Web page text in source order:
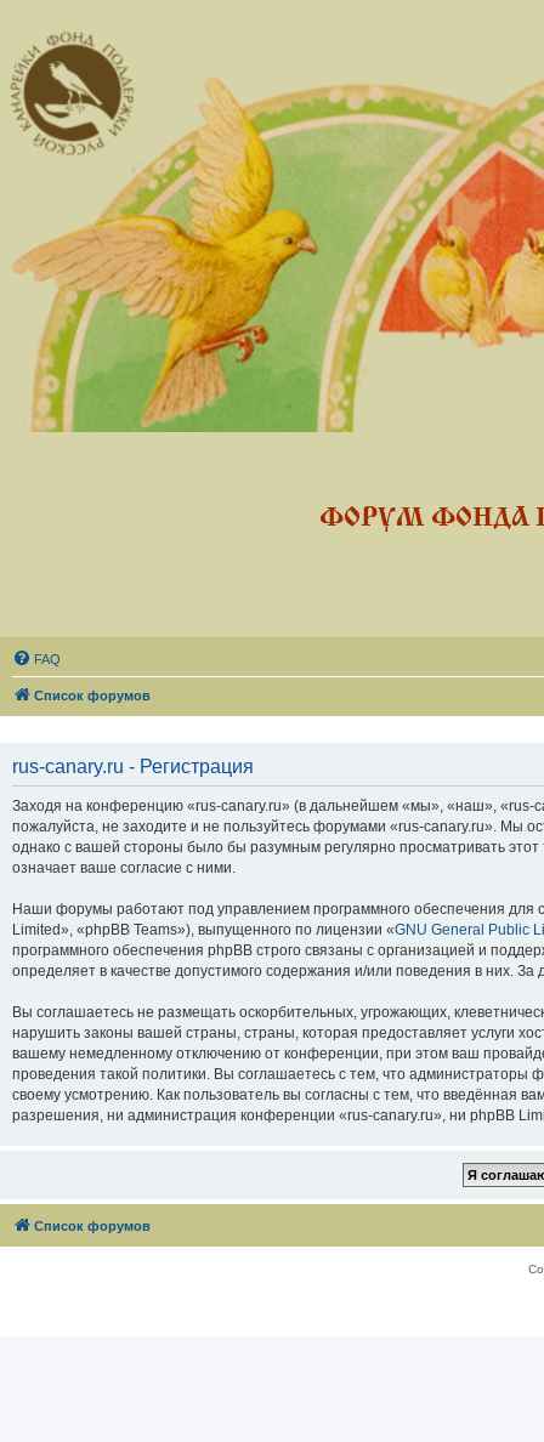
ФОРУМ ФОНДА
FAQ
Список форумов
rus-canary.ru - Регистрация
Заходя на конференцию «rus-canary.ru» (в дальнейшем «мы», «наш», «rus-
пожалуйста, не заходите и не пользуйтесь форумами «rus-canary.ru». Мы
однако с вашей стороны было бы разумным регулярно просматривать
означает ваше согласие с ними.
Наши форумы работают под управлением программного обеспечения
Limited», «phpBB Teams»), выпущенного по лицензии «GNU General Public
программного обеспечения phpBB строго связаны с организацией и
определяет в качестве допустимого содержания и/или поведения в них.
Вы соглашаетесь не размещать оскорбительных, угрожающих,
нарушить законы вашей страны, страны, которая предоставляет услуги
вашему немедленному отключению от конференции, при этом ваш
проведения такой политики. Вы соглашаетесь с тем, что
своему усмотрению. Как пользователь вы согласны с тем, что введённая
разрешения, ни администрация конференции «rus-canary.ru», ни phpBB
Список форумов